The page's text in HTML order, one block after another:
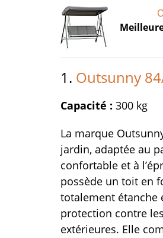
1. Outsunny
Capacité : 300 kg
La marque
jardin, adaptée au
confortable et à
possède un toit en
totalement étanche
protection contre
extérieures. Elle